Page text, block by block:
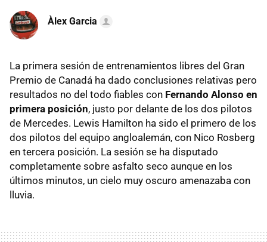
Àlex Garcia
La primera sesión de entrenamientos libres del Gran
Premio de Canadá ha dado conclusiones relativas pero
resultados no del todo fiables con Fernando Alonso en
primera posición, justo por delante de los dos pilotos
de Mercedes. Lewis Hamilton ha sido el primero de los
dos pilotos del equipo angloalemán, con Nico Rosberg
en tercera posición. La sesión se ha disputado
completamente sobre asfalto seco aunque en los
últimos minutos, un cielo muy oscuro amenazaba con
lluvia.